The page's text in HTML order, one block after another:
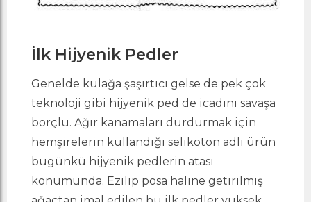
İlk Hijyenik Pedler
Genelde kulağa şaşırtıcı gelse de pek çok
teknoloji gibi hijyenik ped de icadını savaşa
borçlu. Ağır kanamaları durdurmak için
hemşirelerin kullandığı selikoton adlı ürün
bugünkü hijyenik pedlerin atası
konumunda. Ezilip posa haline getirilmiş